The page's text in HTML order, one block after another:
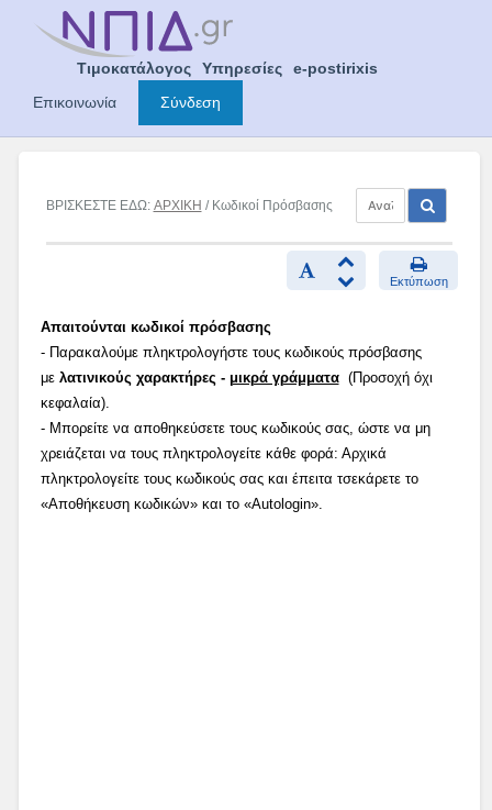
Τιμοκατάλογος Υπηρεσίες
e-postirixis
Επικοινωνία
Σύνδεση
ΒΡΙΣΚΕΣΤΕ ΕΔΩ: ΑΡΧΙΚΗ / Κωδικοί Πρόσβασης
Εκτύπωση
Απαιτούνται κωδικοί πρόσβασης
- Παρακαλούμε πληκτρολογήστε τους κωδικούς πρόσβασης
με λατινικούς χαρακτήρες - μικρά γράμματα(Προσοχή όχι
κεφαλαία).
- Μπορείτε να αποθηκεύσετε τους κωδικούς σας, ώστε να μη
χρειάζεται να τους πληκτρολογείτε κάθε φορά: Αρχικά
πληκτρολογείτε τους κωδικούς σας και έπειτα τσεκάρετε το
«Αποθήκευση κωδικών» και το «Autologin».